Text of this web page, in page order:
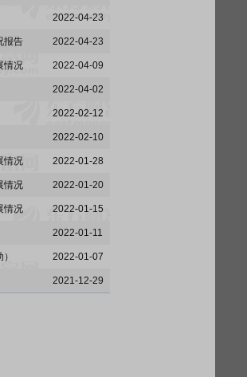
2022-04-23
报告 2022-04-23
情况 2022-04-09
2022-04-02
2022-02-12
2022-02-10
情况 2022-01-28
情况 2022-01-20
情况 2022-01-15
2022-01-11
2022-01-07
2021-12-29